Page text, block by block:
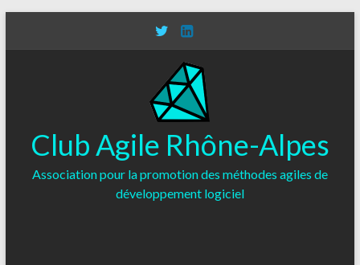
contenu
Club Agile Rhône-Alpes
Association pour la promotion des méthodes agiles de
développement logiciel